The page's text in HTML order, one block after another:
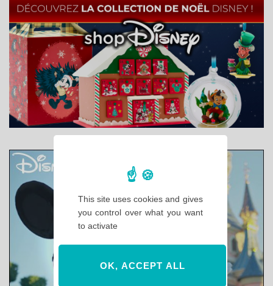
This site uses cookies and gives
you control over what you want
to activate
OK, ACCEPT ALL